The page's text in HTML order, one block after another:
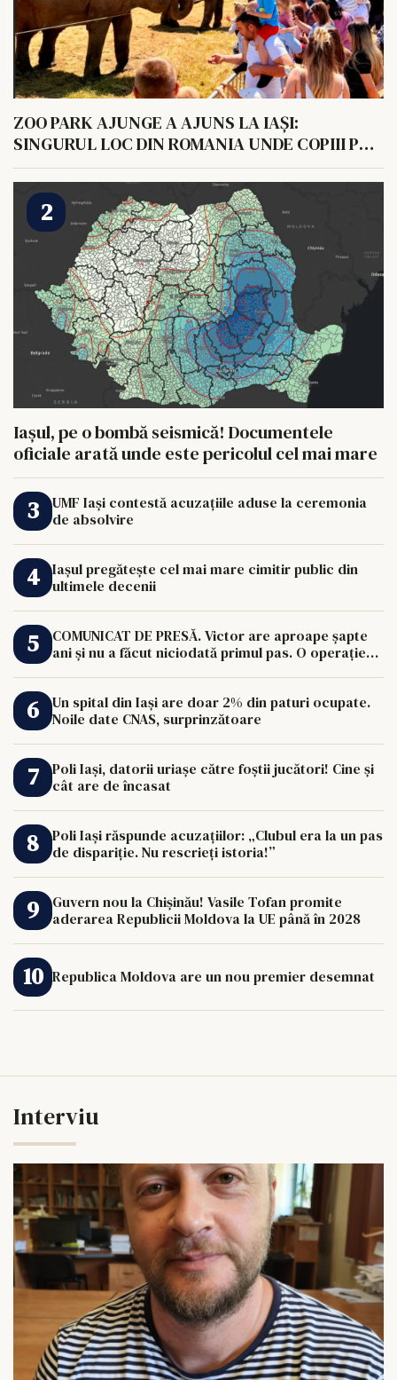
ZOO PARK AJUNGE A AJUNS LA IAȘI:
SINGURUL LOC DIN ROMANIA UNDE COPIII POT
HRANI UN ELEFANT
Iașul, pe o bombă seismică! Documentele
oficiale arată unde este pericolul cel mai mare
UMF Iași contestă acuzațiile aduse la ceremonia
de absolvire
Iașul pregătește cel mai mare cimitir public din
ultimele decenii
COMUNICAT DE PRESĂ. Victor are aproape șapte
ani și nu a făcut niciodată primul pas. O operație
Un spital din Iași are doar 2% din paturi ocupate.
Noile date CNAS, surprinzătoare
Poli Iași, datorii uriașe către foștii jucători! Cine și
cât are de încasat
Poli Iași răspunde acuzațiilor: „Clubul era la un pas
de dispariție. Nu rescrieți istoria!”
Guvern nou la Chișinău! Vasile Tofan promite
aderarea Republicii Moldova la UE până în 2028
Republica Moldova are un nou premier desemnat
Interviu